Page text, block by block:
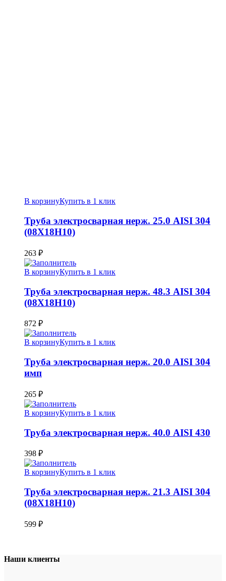
В корзинуКупить в 1 клик
Труба электросварная нерж. 25.0 AISI 304
(08Х18Н10)
263 ₽
В корзинуКупить в 1 клик
Труба электросварная нерж. 48.3 AISI 304
(08Х18Н10)
872 ₽
В корзинуКупить в 1 клик
Труба электросварная нерж. 20.0 AISI 304
имп
265 ₽
В корзинуКупить в 1 клик
Труба электросварная нерж. 40.0 AISI 430
398 ₽
В корзинуКупить в 1 клик
Труба электросварная нерж. 21.3 AISI 304
(08Х18Н10)
599 ₽
Наши клиенты